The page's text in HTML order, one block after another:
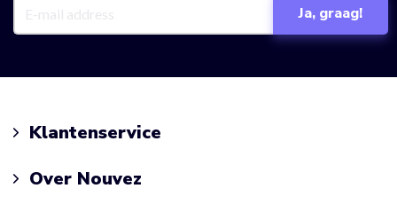
Klantenservice
Over Nouvez